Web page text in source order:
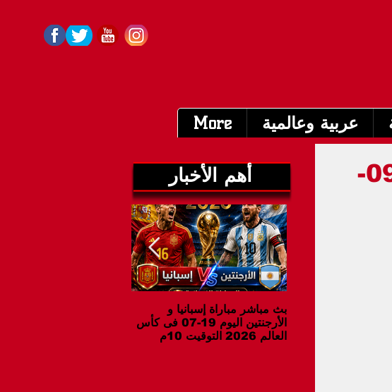
عربية وعالمية More
أهم الأخبار
بث مباشر مباراة إسبانيا و
الأرجنتين اليوم 19-07 فى كأس
العالم 2026 التوقيت 10م
جدول مباريات اليوم السبت الموافق 07-09-